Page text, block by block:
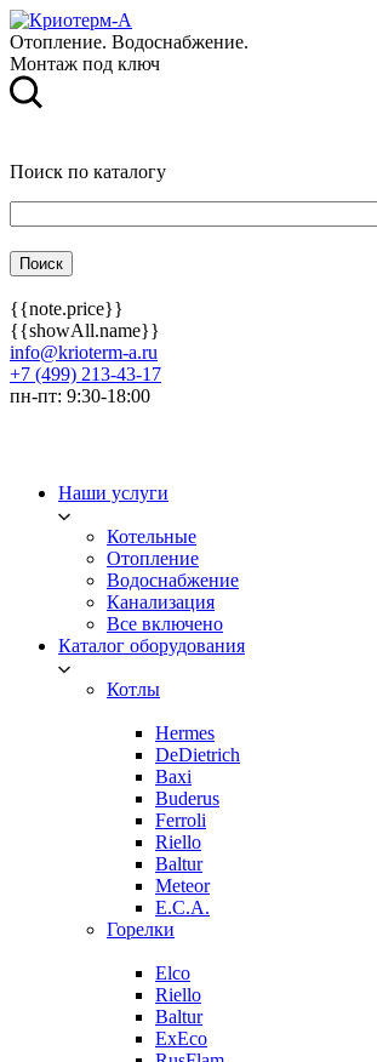
Отопление. Водоснабжение.
Монтаж под ключ
Поиск по каталогу
{{note.price}}
{{showAll.name}}
info@krioterm-a.ru
+7 (499) 213-43-17
пн-пт: 9:30-18:00
Наши услуги
Котельные
Отопление
Водоснабжение
Канализация
Все включено
Каталог оборудования
Котлы
Hermes
DeDietrich
Baxi
Buderus
Ferroli
Riello
Baltur
Meteor
E.C.A.
Горелки
Elco
Riello
Baltur
ExEco